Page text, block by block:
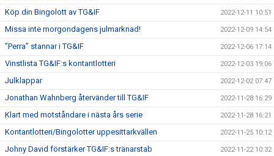
Köp din Bingolott av TG&IF 2022-12-11 10:51
Missa inte morgondagens julmarknad! 2022-12-09 14:54
”Perra” stannar i TG&IF 2022-12-06 17:14
Vinstlista TG&IF:s kontantlotteri 2022-12-03 19:06
Julklappar 2022-12-02 07:47
Jonathan Wahnberg återvänder till TG&IF 2022-11-28 16:29
Klart med motståndare i nästa års serie 2022-11-28 16:21
Kontantlotteri/Bingolotter uppesittarkvällen 2022-11-25 10:12
Johny David förstärker TG&IF:s tränarstab 2022-11-22 10:32